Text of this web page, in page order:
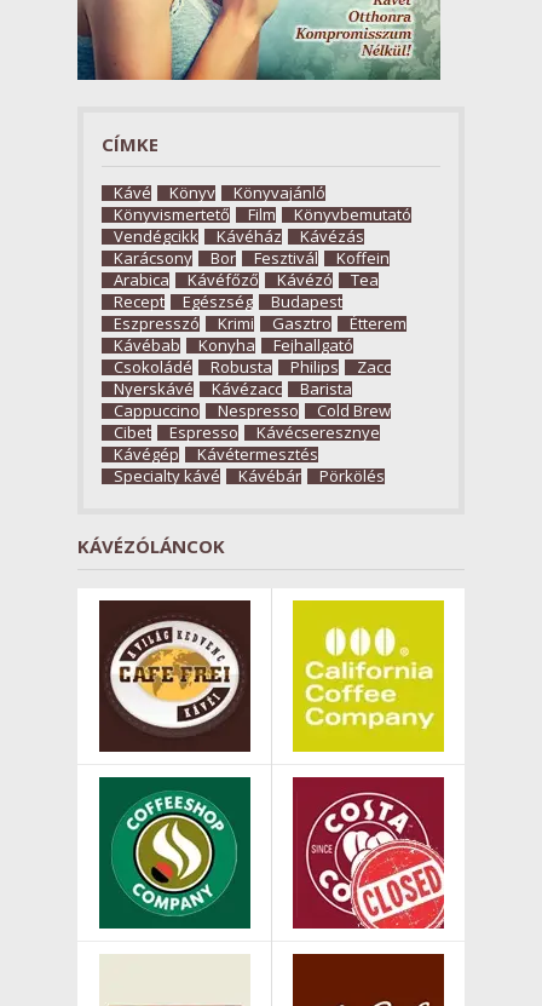
CÍMKE
Kávé Könyv
Könyvajánló
Könyvismertető
Film
Könyvbemutató
Vendégcikk
Kávéház
Kávézás
Karácsony
Bor Fesztivál
Koffein
Arabica
Kávéfőző Kávézó
Tea
Recept
Egészség
Budapest
Eszpresszó
Krimi Gasztro
Étterem
Kávébab
Konyha
Fejhallgató
Csokoládé
Robusta Philips
Zacc
Nyerskávé
Kávézacc
Barista
Cappuccino
Nespresso
Cold Brew
Cibet
Espresso
Kávécseresznye
Kávégép
Kávétermesztés
Specialty kávé
Kávébár Pörkölés
KÁVÉZÓLÁNCOK